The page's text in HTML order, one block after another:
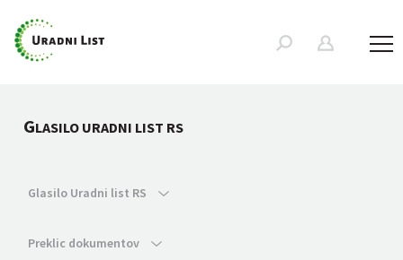
GLASILO URADNI LIST RS
Glasilo Uradni list RS
Preklic dokumentov